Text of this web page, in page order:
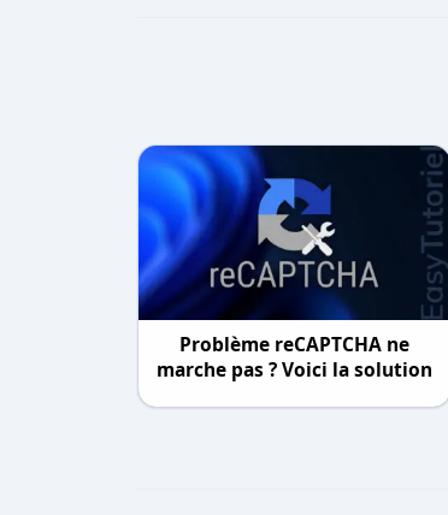
Problème reCAPTCHA ne
marche pas ? Voici la solution